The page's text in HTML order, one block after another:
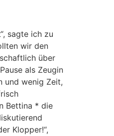
sagte ich zu
wir den
über
als Zeugin
und wenig Zeit,
Bettina * die
Klopper!“,